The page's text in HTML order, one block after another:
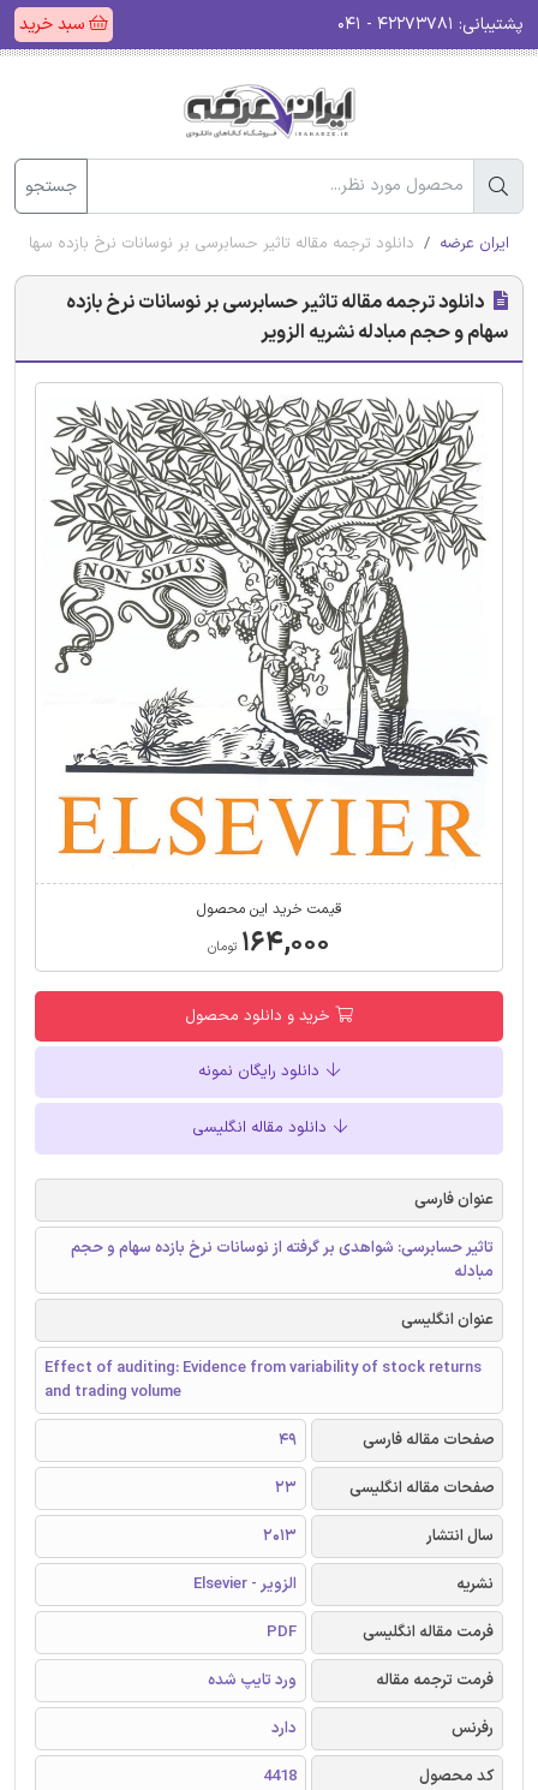
پشتیبانی: سبد خرید
جستجو
ایران عرضه دانلود ترجمه مقاله تاثیر حسابرسی بر نوسانات نرخ بازده سهام
دانلود ترجمه مقاله تاثیر حسابرسی بر نوسانات نرخ بازده
سهام و حجم مبادله نشریه الزویر
قیمت خرید این محصول
۱۶۴,۰۰۰ تومان
خرید و دانلود محصول
دانلود رایگان نمونه
دانلود مقاله انگلیسی
عنوان فارسی
تاثیر حسابرسی: شواهدی بر گرفته از نوسانات نرخ بازده سهام و حجم
مبادله
عنوان انگلیسی
Effect of auditing: Evidence from variability of stock returns
and trading volume
صفحات مقاله فارسی
49
صفحات مقاله انگلیسی
23
سال انتشار
2013
نشریه
الزویر - Elsevier
فرمت مقاله انگلیسی
PDF
فرمت ترجمه مقاله
ورد تایپ شده
رفرنس
دارد
کد محصول
4418